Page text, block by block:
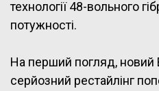
технології 48-вольного
потужності.
На перший погляд, новий
серйозний рестайлінг